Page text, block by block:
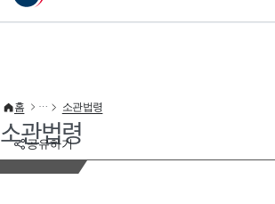
이 누리집은 대한민국 공식 전자정부 누리집입니다.
공유하기
홈 소관법령
소관법령